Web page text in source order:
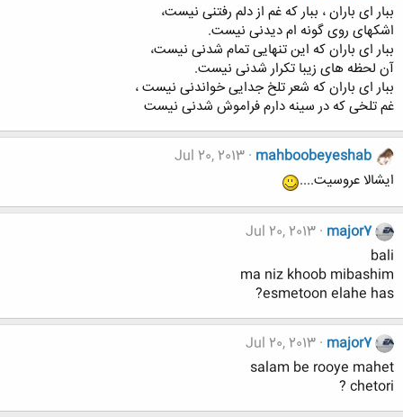
ببار ای باران ، ببار که غم از دلم رفتنی نیست،
اشکهای روی گونه ام دیدنی نیست.
ببار ای باران که این تنهایی تمام شدنی نیست،
آن لحظه های زیبا تکرار شدنی نیست.
ببار ای باران که شعر تلخ جدایی خواندنی نیست ،
غم تلخی که در سینه دارم فراموش شدنی نیست
mahboobeyeshab
Jul 20, 2013
ایشالا عروسیت....
major7
Jul 20, 2013
bali
ma niz khoob mibashim
esmetoon elahe has?
major7
Jul 20, 2013
salam be rooye mahet
chetori ?